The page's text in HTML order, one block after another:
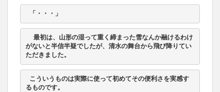
「・・・」
最初は、山形の湿って重く締まった雪なんか融けるわけ
がないと半信半疑でしたが、清水の舞台から飛び降りてい
ただきました。
るものです。